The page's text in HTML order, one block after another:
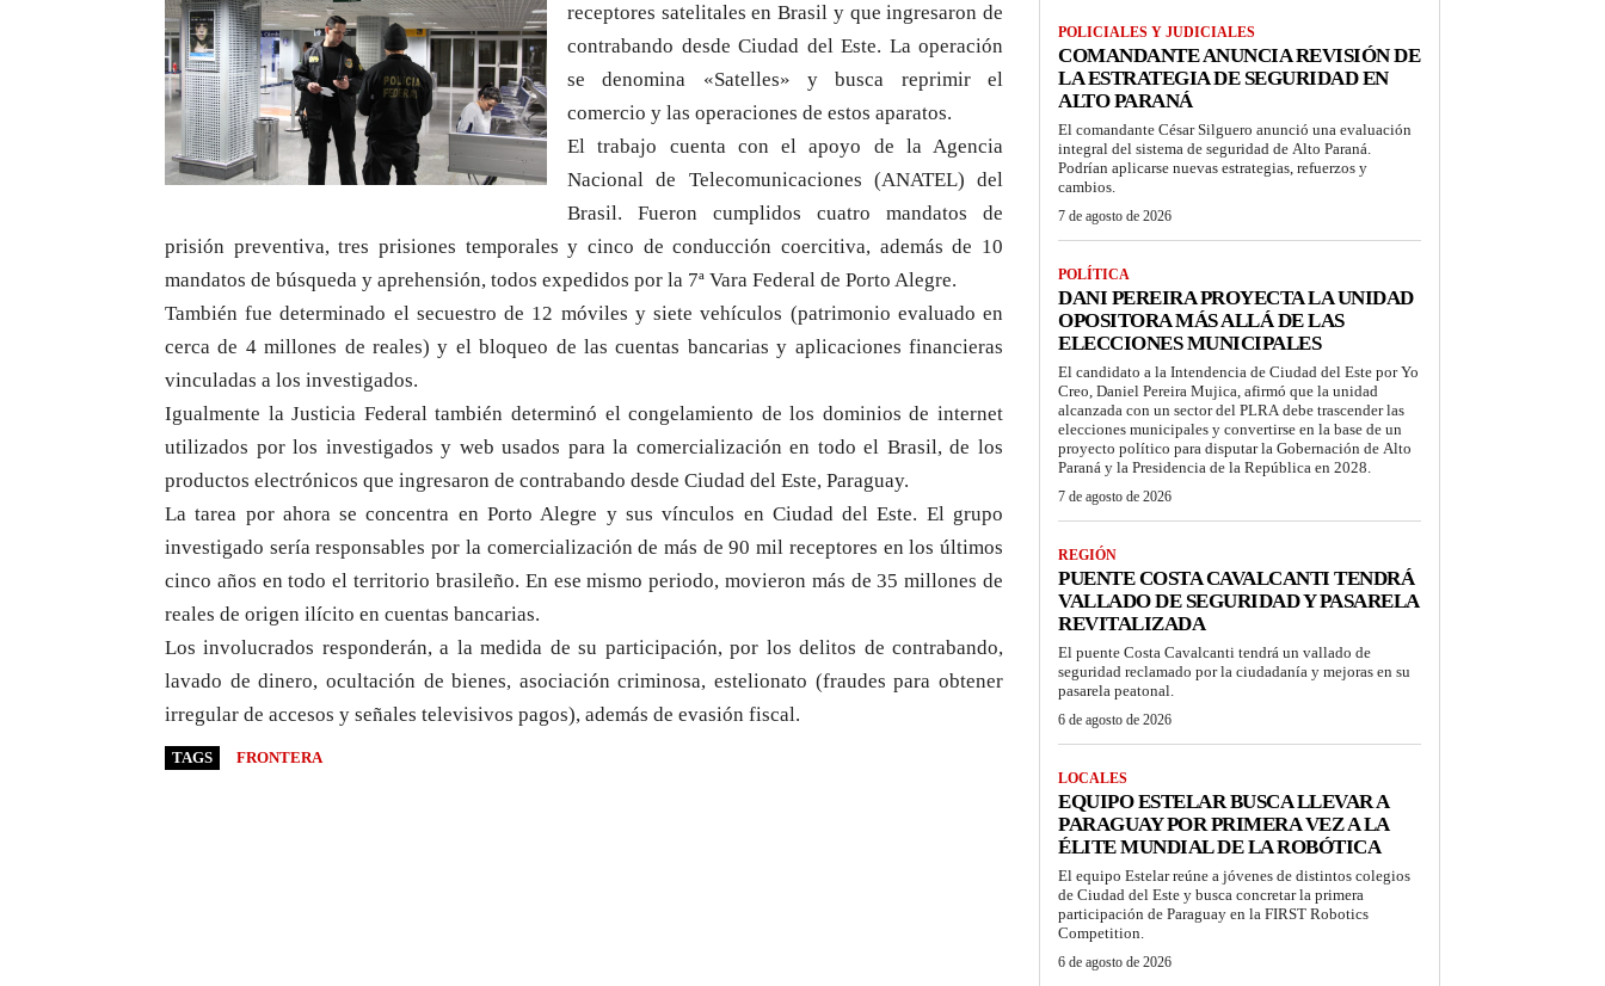
receptores satelitales en Brasil y que ingresaron de
contrabando desde Ciudad del Este. La operación
se denomina «Satelles» y busca reprimir el
comercio y las operaciones de estos aparatos.
El trabajo cuenta con el apoyo de la Agencia
Nacional de Telecomunicaciones (ANATEL) del
Brasil. Fueron cumplidos cuatro mandatos de
prisión preventiva, tres prisiones temporales y cinco de conducción coercitiva, además de 10
mandatos de búsqueda y aprehensión, todos expedidos por la 7ª Vara Federal de Porto Alegre.
También fue determinado el secuestro de 12 móviles y siete vehículos (patrimonio evaluado en
cerca de 4 millones de reales) y el bloqueo de las cuentas bancarias y aplicaciones financieras
vinculadas a los investigados.
Igualmente la Justicia Federal también determinó el congelamiento de los dominios de internet
utilizados por los investigados y web usados para la comercialización en todo el Brasil, de los
productos electrónicos que ingresaron de contrabando desde Ciudad del Este, Paraguay.
La tarea por ahora se concentra en Porto Alegre y sus vínculos en Ciudad del Este. El grupo
investigado sería responsables por la comercialización de más de 90 mil receptores en los últimos
cinco años en todo el territorio brasileño. En ese mismo periodo, movieron más de 35 millones de
reales de origen ilícito en cuentas bancarias.
Los involucrados responderán, a la medida de su participación, por los delitos de contrabando,
lavado de dinero, ocultación de bienes, asociación criminosa, estelionato (fraudes para obtener
irregular de accesos y señales televisivos pagos), además de evasión fiscal.
TAGS FRONTERA
POLICIALES Y JUDICIALES
COMANDANTE ANUNCIA REVISIÓN DE
LA ESTRATEGIA DE SEGURIDAD EN
ALTO PARANÁ
El comandante César Silguero anunció una evaluación
integral del sistema de seguridad de Alto Paraná.
Podrían aplicarse nuevas estrategias, refuerzos y
cambios.
7 de agosto de 2026
POLÍTICA
DANI PEREIRA PROYECTA LA UNIDAD
OPOSITORA MÁS ALLÁ DE LAS
ELECCIONES MUNICIPALES
El candidato a la Intendencia de Ciudad del Este por Yo
Creo, Daniel Pereira Mujica, afirmó que la unidad
alcanzada con un sector del PLRA debe trascender las
elecciones municipales y convertirse en la base de un
proyecto político para disputar la Gobernación de Alto
Paraná y la Presidencia de la República en 2028.
7 de agosto de 2026
REGIÓN
PUENTE COSTA CAVALCANTI TENDRÁ
VALLADO DE SEGURIDAD Y PASARELA
REVITALIZADA
El puente Costa Cavalcanti tendrá un vallado de
seguridad reclamado por la ciudadanía y mejoras en su
pasarela peatonal.
6 de agosto de 2026
LOCALES
EQUIPO ESTELAR BUSCA LLEVAR A
PARAGUAY POR PRIMERA VEZ A LA
ÉLITE MUNDIAL DE LA ROBÓTICA
El equipo Estelar reúne a jóvenes de distintos colegios
de Ciudad del Este y busca concretar la primera
participación de Paraguay en la FIRST Robotics
Competition.
6 de agosto de 2026